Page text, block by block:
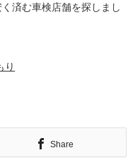
済む車検店舗を探しまし
り
Share